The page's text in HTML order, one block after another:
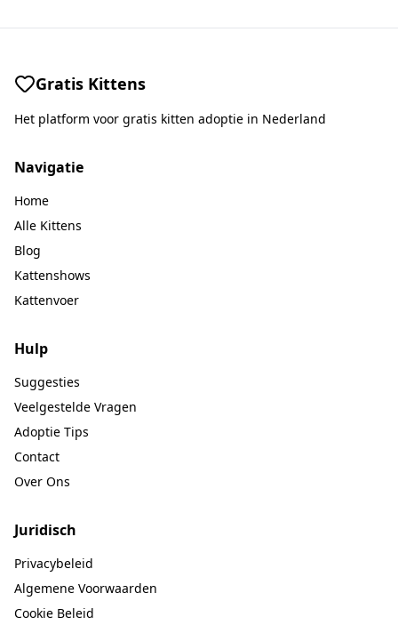
Gratis Kittens
Het platform voor gratis kitten adoptie in Nederland
Navigatie
Home
Alle Kittens
Blog
Kattenshows
Kattenvoer
Hulp
Suggesties
Veelgestelde Vragen
Adoptie Tips
Contact
Over Ons
Juridisch
Privacybeleid
Algemene Voorwaarden
Cookie Beleid